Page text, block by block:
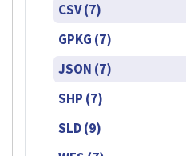
CSV (7)
GPKG (7)
JSON (7)
SHP (7)
SLD (9)